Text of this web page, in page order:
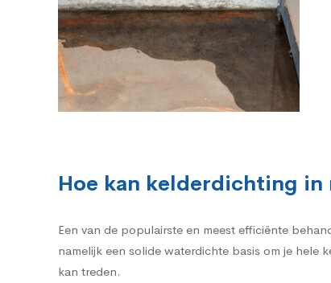
Hoe kan kelderdichting
Een van de populairste en meest efficiënte
namelijk een solide waterdichte basis om je hele
kan treden.